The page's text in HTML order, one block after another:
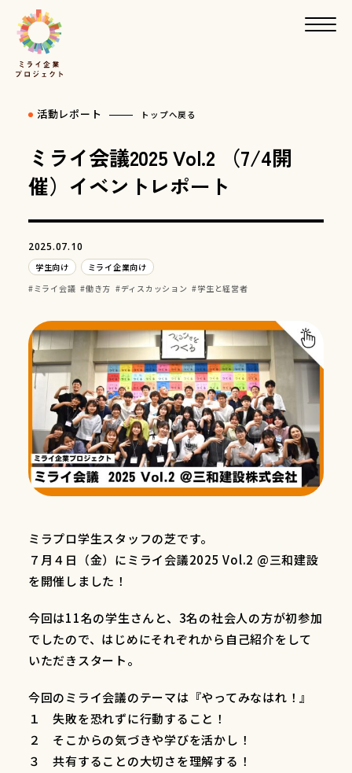
活動レポート トップへ戻る
ミライ会議2025 Vol.2 （7/4開
催）イベントレポート
2025.07.10
学生向け
ミライ企業向け
ミライ会議
働き方 ディスカッション 学生と経営者
ミラプロ学生スタッフの芝です。
７月４日（金）にミライ会議2025 Vol.2 @三和建設
を開催しました！
今回は11名の学生さんと、3名の社会人の方が初参加
でしたので、はじめにそれぞれから自己紹介をして
いただきスタート。
今回のミライ会議のテーマは『やってみなはれ！』
１ 失敗を恐れずに行動すること！
２ そこからの気づきや学びを活かし！
３ 共有することの大切さを理解する！